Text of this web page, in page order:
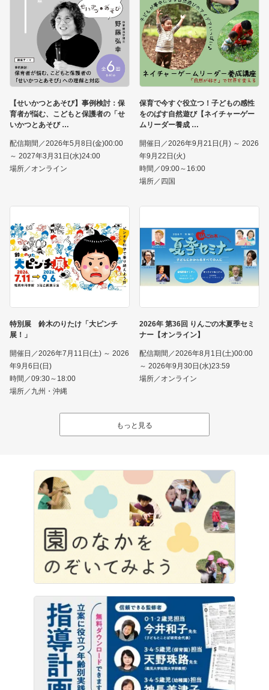
【せいかつとあそび】事例検討：保
育者が悩む、こどもと保護者の「せ
いかつとあそび
配信期間／2026年5月8日(金)00:00
～ 2027年3月31日(水)24:00
場所／オンライン
保育で今すぐ役立つ！子どもの感性
をのばす自然遊び【ネイチャーゲー
ムリーダー養成
開催日／2026年9月21日(月) ～ 2026
年9月22日(火)
時間／09:00～16:00
場所／四国
特別展 鈴木のりたけ「大ピンチ
展！」
開催日／2026年7月11日(土) ～ 2026
年9月6日(日)
時間／09:30～18:00
場所／九州・沖縄
2026年 第36回 りんごの木夏季セミ
ナー【オンライン】
配信期間／2026年8月1日(土)00:00
～ 2026年9月30日(水)23:59
場所／オンライン
もっと見る